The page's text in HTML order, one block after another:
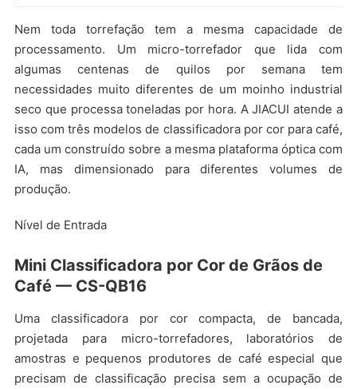
Nem toda torrefação tem a mesma capacidade de
processamento. Um micro-torrefador que lida com
algumas centenas de quilos por semana tem
necessidades muito diferentes de um moinho industrial
seco que processa toneladas por hora. A JIACUI atende a
isso com três modelos de classificadora por cor para café,
cada um construído sobre a mesma plataforma óptica com
IA, mas dimensionado para diferentes volumes de
produção.
Nível de Entrada
Mini Classificadora por Cor de Grãos de
Café — CS-QB16
Uma classificadora por cor compacta, de bancada,
projetada para micro-torrefadores, laboratórios de
amostras e pequenos produtores de café especial que
precisam de classificação precisa sem a ocupação de